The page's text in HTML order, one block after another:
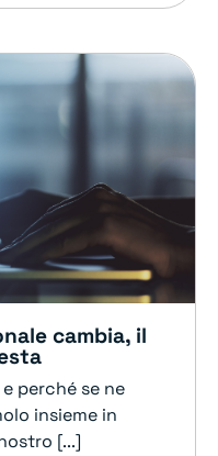
cambia, il
perché se ne
insieme in
[...]